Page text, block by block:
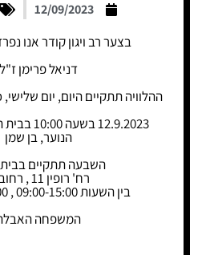
12/09/2023
בצער רב ויגון קודר אנו
דניאל פרימן ז"ל
ההלוויה תתקיים היום, יום
12.9.2023
הנוער, בן שמן
השבעה תתקיים
רח' רופין 11 , רחובות
בין השעות 09:00-15:00 , 16:00-21:00
המשפחה